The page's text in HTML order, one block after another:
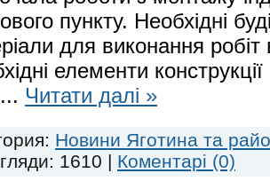
пункту. Необхідні
для виконання робіт
елементи
... Читати далі »
Новини Яготина та
1610 | Коментарі (0)